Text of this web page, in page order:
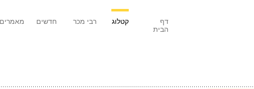
מאמרים חדשים רבי מכר קטלוג
דף
הבית